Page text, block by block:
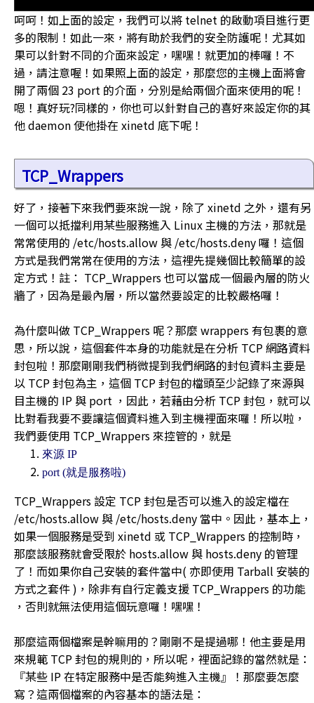
呵呵！如上面的設定，我們可以將 telnet 的啟動項目進行更
多的限制！如此一來，將有助於我們的安全防護呢！尤其如
果可以針對不同的介面來設定，嘿嘿！就更加的棒囉！不
過，請注意喔！如果照上面的設定，那麼您的主機上面將會
開了兩個 23 port 的介面，分別是給兩個介面來使用的呢！
嗯！真好玩?同樣的，你也可以針對自己的喜好來設定你的其
他 daemon 使他掛在 xinetd 底下呢！
TCP_Wrappers
好了，接著下來我們要來說一說，除了 xinetd 之外，還有另
一個可以抵擋利用某些服務進入 Linux 主機的方法，那就是
常常使用的 /etc/hosts.allow 與 /etc/hosts.deny 囉！這個
方式是我們常常在使用的方法，這裡先提幾個比較簡單的設
定方式！註： TCP_Wrappers 也可以當成一個最內層的防火
牆了，因為是最內層，所以當然要設定的比較嚴格囉！
為什麼叫做 TCP_Wrappers 呢？那麼 wrappers 有包裹的意
思，所以說，這個套件本身的功能就是在分析 TCP 網路資料
封包啦！那麼剛剛我們稍微提到我們網路的封包資料主要是
以 TCP 封包為主，這個 TCP 封包的檔頭至少記錄了來源與
目主機的 IP 與 port ，因此，若藉由分析 TCP 封包，就可以
比對看我要不要讓這個資料進入到主機裡面來囉！所以啦，
我們要使用 TCP_Wrappers 來控管的，就是
來源 IP
port (就是服務啦)
TCP_Wrappers 設定 TCP 封包是否可以進入的設定檔在
/etc/hosts.allow 與 /etc/hosts.deny 當中。因此，基本上，
如果一個服務是受到 xinetd 或 TCP_Wrappers 的控制時，
那麼該服務就會受限於 hosts.allow 與 hosts.deny 的管理
了！而如果你自己安裝的套件當中( 亦即使用 Tarball 安裝的
方式之套件 )，除非有自行定義支援 TCP_Wrappers 的功能
，否則就無法使用這個玩意囉！嘿嘿！
那麼這兩個檔案是幹嘛用的？剛剛不是提過哪！他主要是用
來規範 TCP 封包的規則的，所以呢，裡面記錄的當然就是：
『某些 IP 在特定服務中是否能夠進入主機』！那麼要怎麼
寫？這兩個檔案的內容基本的語法是：